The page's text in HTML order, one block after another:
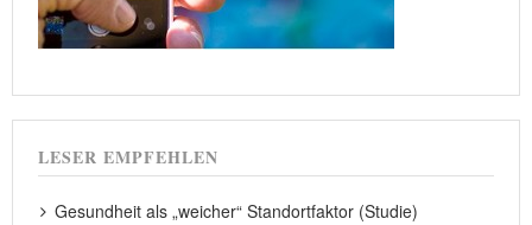
LESER EMPFEHLEN
Gesundheit als „weicher“ Standortfaktor (Studie)